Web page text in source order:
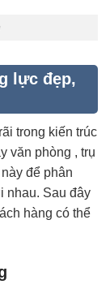
lực đẹp,
trong kiến trúc
văn phòng , trụ
để phân
nhau. Sau đây
hàng có thể